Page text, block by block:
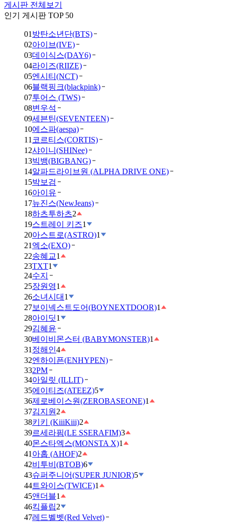
게시판 전체보기
인기 게시판 TOP 50
01 방탄소년단(BTS)
02아이브(IVE)
03데이식스(DAY6)
04라이즈(RIIZE)
05엔시티(NCT)
06블랙핑크(blackpink)
07투어스 (TWS)
08변우석
09세븐틴(SEVENTEEN)
10에스파(aespa)
11 코르티스(CORTIS)
12샤이니(SHINee)
13빅뱅(BIGBANG)
14알파드라이브원 (ALPHA DRIVE ONE)
15박보검
16아이유
17뉴진스(NewJeans)
18하츠투하츠2
19스트레이 키즈1
20아스트로(ASTRO)1
21 엑소(EXO)
22송혜교1
23TXT1
24수지
25장원영1
26소녀시대 1
27보이넥스트도어(BOYNEXTDOOR)1
28아이딧1
29김혜윤
30베이비몬스터 (BABYMONSTER)1
31 정해인4
32엔하이픈(ENHYPEN)
332PM
34아일릿 (ILLIT)
35에이티즈(ATEEZ)5
36제로베이스원(ZEROBASEONE)1
37김지원 2
38키키 (KiiiKiii)2
39르세라핌(LE SSERAFIM)3
40몬스타엑스(MONSTA X)1
41 아홉 (AHOF)2
42비투비(BTOB)6
43슈퍼주니어(SUPER JUNIOR)5
44트와이스(TWICE)1
45앤더블1
46킥플립2
47레드벨벳(Red Velvet)